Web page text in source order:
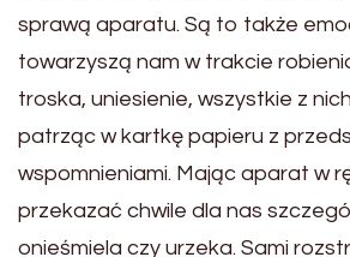
sprawą aparatu. Są to także
towarzyszą nam w trakcie
troska, uniesienie, wszystkie z
patrząc w kartkę papieru z
wspomnieniami. Mając aparat w
przekazać chwile dla nas
onieśmiela czy urzeka. Sami